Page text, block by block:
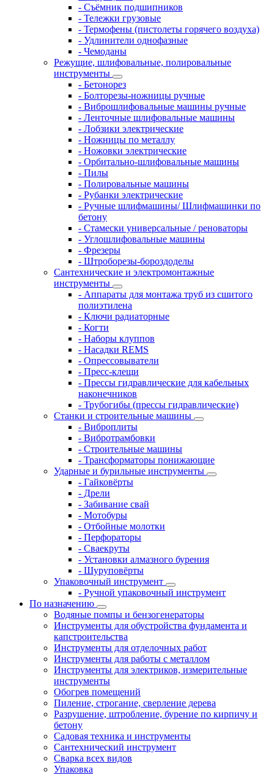
- Съёмник подшипников
- Тележки грузовые
- Термофены (пистолеты горячего воздуха)
- Удлинители однофазные
- Чемоданы
Режущие, шлифовальные, полировальные
инструменты
- Бетонорез
- Болторезы-ножницы ручные
- Виброшлифовальные машины ручные
- Ленточные шлифовальные машины
- Лобзики электрические
- Ножницы по металлу
- Ножовки электрические
- Орбитально-шлифовальные машины
- Пилы
- Полировальные машины
- Рубанки электрические
- Ручные шлифмашины/ Шлифмашинки по
бетону
- Стамески универсальные / реноваторы
- Углошлифовальные машины
- Фрезеры
- Штроборезы-бороздоделы
Сантехнические и электромонтажные
инструменты
- Аппараты для монтажа труб из сшитого
полиэтилена
- Ключи радиаторные
- Когти
- Наборы клуппов
- Насадки REMS
- Опрессовыватели
- Пресс-клещи
- Прессы гидравлические для кабельных
наконечников
- Трубогибы (прессы гидравлические)
Станки и строительные машины
- Виброплиты
- Вибротрамбовки
- Строительные машины
- Трансформаторы понижающие
Ударные и бурильные инструменты
- Гайковёрты
- Дрели
- Забивание свай
- Мотобуры
- Отбойные молотки
- Перфораторы
- Сваекруты
- Установки алмазного бурения
- Шуруповёрты
Упаковочный инструмент
- Ручной упаковочный инструмент
По назначению
Водяные помпы и бензогенераторы
Инструменты для обустройства фундамента и
капстроительства
Инструменты для отделочных работ
Инструменты для работы с металлом
Инструменты для электриков, измерительные
инструменты
Обогрев помещений
Пиление, строгание, сверление дерева
Разрушение, штробление, бурение по кирпичу и
бетону
Садовая техника и инструменты
Сантехнический инструмент
Сварка всех видов
Упаковка